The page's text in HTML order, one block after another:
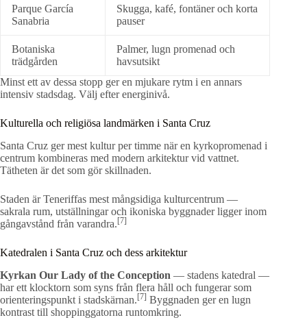
Parque García
Sanabria
Skugga, kafé, fontäner och korta
pauser
Botaniska
trädgården
Palmer, lugn promenad och
havsutsikt
Minst ett av dessa stopp ger en mjukare rytm i en annars
intensiv stadsdag. Välj efter energinivå.
Kulturella och religiösa landmärken i Santa Cruz
Santa Cruz ger mest kultur per timme när en kyrkopromenad i
centrum kombineras med modern arkitektur vid vattnet.
Tätheten är det som gör skillnaden.
Staden är Teneriffas mest mångsidiga kulturcentrum —
sakrala rum, utställningar och ikoniska byggnader ligger inom
gångavstånd från varandra. [7]
Katedralen i Santa Cruz och dess arkitektur
Kyrkan Our Lady of the Conception — stadens katedral —
har ett klocktorn som syns från flera håll och fungerar som
orienteringspunkt i stadskärnan. [7] Byggnaden ger en lugn
kontrast till shoppinggatorna runtomkring.